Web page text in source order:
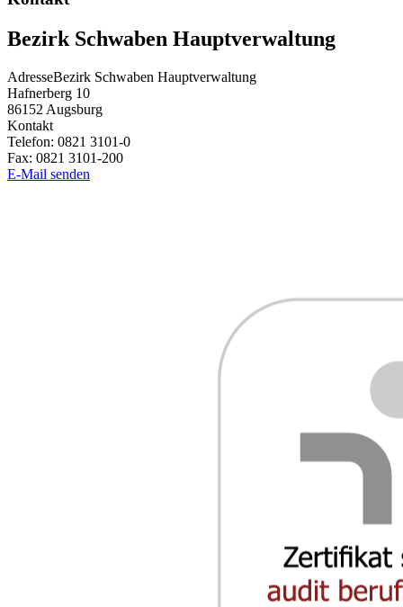
Bezirk Schwaben Hauptverwaltung
AdresseBezirk Schwaben Hauptverwaltung
Hafnerberg 10
86152 Augsburg
Kontakt
Telefon: 0821 3101-0
Fax: 0821 3101-200
E-Mail senden